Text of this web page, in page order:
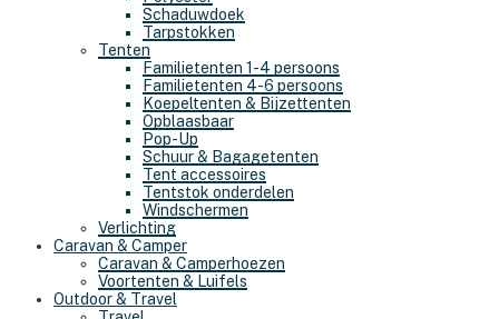
Schaduwdoek
Tarpstokken
Tenten
Familietenten 1-4 persoons
Familietenten 4-6 persoons
Koepeltenten & Bijzettenten
Opblaasbaar
Pop-Up
Schuur & Bagagetenten
Tent accessoires
Tentstok onderdelen
Windschermen
Verlichting
Caravan & Camper
Caravan & Camperhoezen
Voortenten & Luifels
Outdoor & Travel